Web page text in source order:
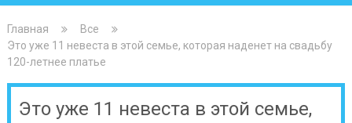
Главная
Все
Это уже 11 невеста в этой семье, которая наденет на свадьбу
120-летнее платье
Это уже 11 невеста в этой семье,